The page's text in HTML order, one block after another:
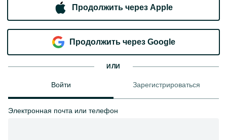
Продолжить через Apple
Продолжить через Google
ИЛИ
Войти Зарегистрироваться
Электронная почта или телефон